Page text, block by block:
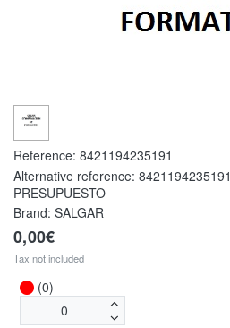
Reference: 8421194235191
Alternative reference: 8421194235191
PRESUPUESTO
Brand: SALGAR
0,00€
Tax not included
(0)